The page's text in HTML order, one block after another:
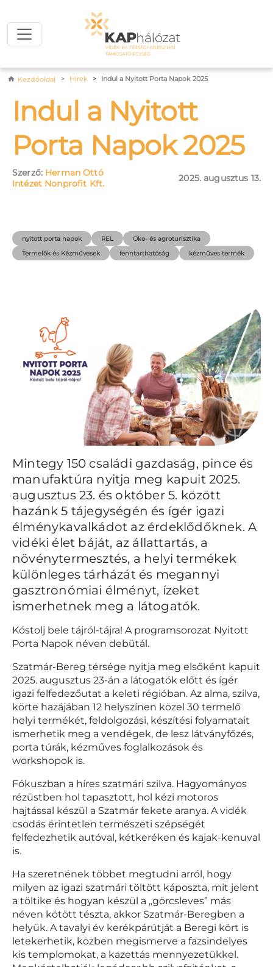
Morzsa
Kezdőoldal Hírek Indul a Nyitott Porta Napok 2025
Indul a Nyitott
Porta Napok 2025
Szerző: Herman Ottó
Intézet Nonprofit Kft.
2025. augusztus 13.
nyitott porta napok REL
Öko- és agroturisztika
Termelők és Kézművesek
fenntarthatóság kézműves termék
Mintegy 150 családi gazdaság, pince és
manufaktúra nyitja meg kapuit 2025.
augusztus 23. és október 5. között
hazánk 5 tájegységén és ígér igazi
élménykavalkádot az érdeklődőknek. A
vidéki élet báját, az állattartás, a
növénytermesztés, a helyi termékek
különleges tárházát és megannyi
gasztronómiai élményt, ízeket
ismerhetnek meg a látogatók.
Kóstolj bele tájról-tájra! A programsorozat Nyitott
Porta Napok néven debütál.
Szatmár-Bereg térsége nyitja meg elsőként kapuit
2025. augusztus 23-án a látogatók előtt és ígér
igazi felfedezőutat a keleti régióban. Az alma, szilva,
körte hazájában 12 helyszínen közel 30 termelő
helyi termékét, feldolgozási, készítési folyamatait
ismerhetik meg a vendégek, de lesz látványfőzés,
porta túrák, kézműves foglalkozások és
workshopok is.
Fókuszban a híres szatmári szilva. Hagyományos
rézüstben hol tapasztott, hol kézi motoros
hajtással készül a Szatmár fekete aranya. A vidék
csodás érintetlen természeti szépségét
felfedezhetik autóval, kétkeréken és kajak-kenuval
is.
Ha szeretnének többet megtudni arról, hogy
milyen az igazi szatmári töltött káposzta, mit jelent
a töltike és hogyan készül a „görcsleves” más
néven kötött tészta, akkor Szatmár-Beregben a
helyük. A tavalyi év kerékpárútját a Beregi kört is
letekerhetik, közben megismerve a fazsindelyes
kis templomokat, a kazettás mennyezetükkel.